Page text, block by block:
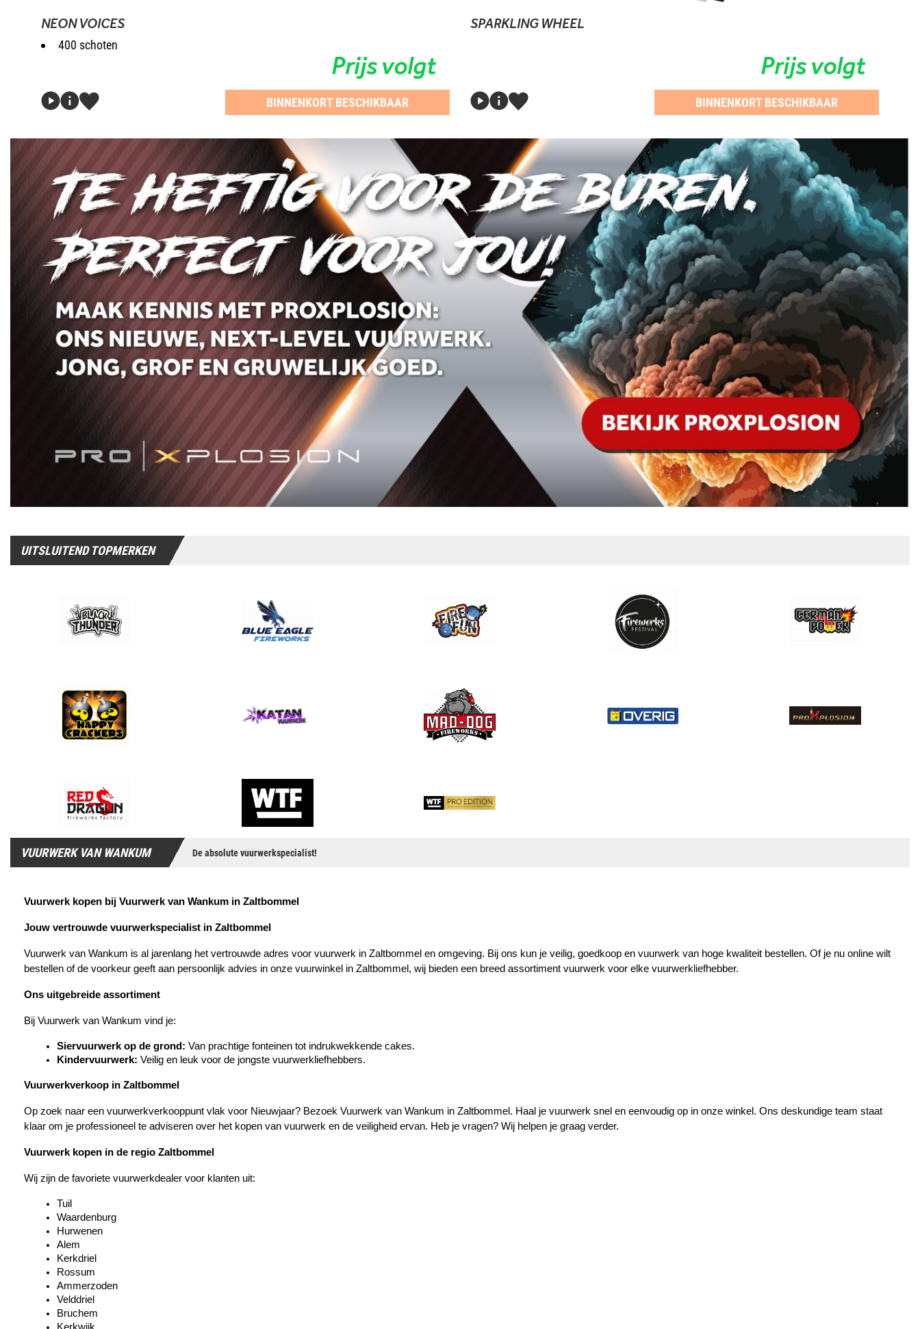
NEON VOICES
400 schoten
Prijs volgt
BINNENKORT BESCHIKBAAR
SPARKLING WHEEL
Prijs volgt
BINNENKORT BESCHIKBAAR
UITSLUITEND TOPMERKEN
VUURWERK VAN WANKUM De absolute vuurwerkspecialist!
Vuurwerk kopen bij Vuurwerk van Wankum in Zaltbommel
Jouw vertrouwde vuurwerkspecialist in Zaltbommel
Vuurwerk van Wankum is al jarenlang het vertrouwde adres voor vuurwerk in Zaltbommel en omgeving. Bij ons kun je veilig, goedkoop en vuurwerk van hoge kwaliteit bestellen. Of je nu online wilt
bestellen of de voorkeur geeft aan persoonlijk advies in onze vuurwinkel in Zaltbommel, wij bieden een breed assortiment vuurwerk voor elke vuurwerkliefhebber.
Ons uitgebreide assortiment
Bij Vuurwerk van Wankum vind je:
Siervuurwerk op de grond: Van prachtige fonteinen tot indrukwekkende cakes.
Kindervuurwerk: Veilig en leuk voor de jongste vuurwerkliefhebbers.
Vuurwerkverkoop in Zaltbommel
Op zoek naar een vuurwerkverkooppunt vlak voor Nieuwjaar? Bezoek Vuurwerk van Wankum in Zaltbommel. Haal je vuurwerk snel en eenvoudig op in onze winkel. Ons deskundige team staat
klaar om je professioneel te adviseren over het kopen van vuurwerk en de veiligheid ervan. Heb je vragen? Wij helpen je graag verder.
Vuurwerk kopen in de regio Zaltbommel
Wij zijn de favoriete vuurwerkdealer voor klanten uit:
Tuil
Waardenburg
Hurwenen
Alem
Kerkdriel
Rossum
Ammerzoden
Velddriel
Bruchem